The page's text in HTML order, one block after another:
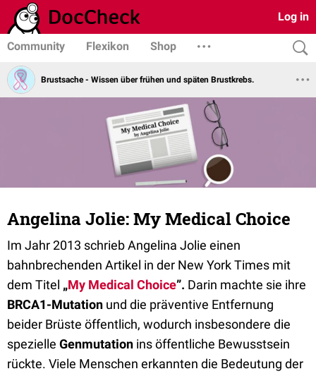
Log in
Community Flexikon Shop
Brustsache - Wissen über frühen und späten Brustkrebs.
Angelina Jolie: My Medical Choice
Im Jahr 2013 schrieb Angelina Jolie einen
bahnbrechenden Artikel in der New York Times mit
dem Titel „My Medical Choice”. Darin machte sie ihre
BRCA1-Mutation und die präventive Entfernung
beider Brüste öffentlich, wodurch insbesondere die
spezielle Genmutation ins öffentliche Bewusstsein
rückte. Viele Menschen erkannten die Bedeutung der